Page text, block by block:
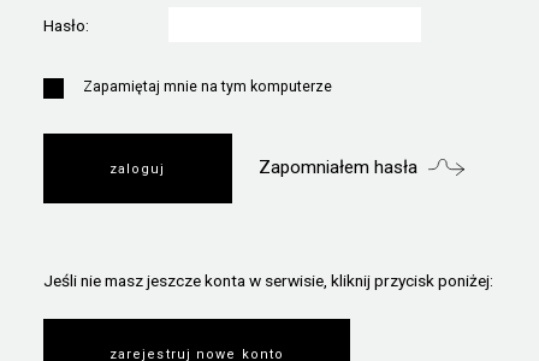
Hasło:
Zapamiętaj mnie na tym komputerze
Zapomniałem hasła
Jeśli nie masz jeszcze konta w serwisie, kliknij przycisk poniżej:
zarejestruj nowe konto